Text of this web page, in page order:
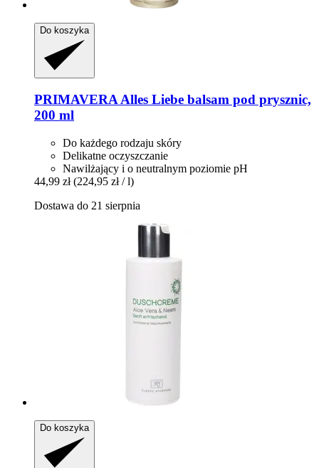
Do koszyka
PRIMAVERA Alles Liebe balsam pod prysznic,
200 ml
Do każdego rodzaju skóry
Delikatne oczyszczanie
Nawilżający i o neutralnym poziomie pH
44,99 zł (224,95 zł / l)
Dostawa do 21 sierpnia
Do koszyka